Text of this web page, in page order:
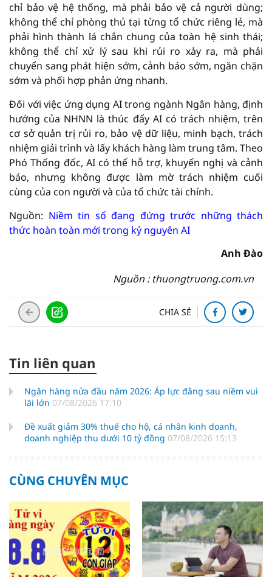
chỉ bảo vệ hệ thống, mà phải bảo vệ cả người dùng;
không thể chỉ phòng thủ tại từng tổ chức riêng lẻ, mà
phải hình thành lá chắn chung của toàn hệ sinh thái;
không thể chỉ xử lý sau khi rủi ro xảy ra, mà phải
chuyển sang phát hiện sớm, cảnh báo sớm, ngăn chặn
sớm và phối hợp phản ứng nhanh.
Đối với việc ứng dụng AI trong ngành Ngân hàng, định
hướng của NHNN là thúc đẩy AI có trách nhiệm, trên
cơ sở quản trị rủi ro, bảo vệ dữ liệu, minh bạch, trách
nhiệm giải trình và lấy khách hàng làm trung tâm. Theo
Phó Thống đốc, AI có thể hỗ trợ, khuyến nghị và cảnh
báo, nhưng không được làm mờ trách nhiệm cuối
cùng của con người và của tổ chức tài chính.
Nguồn: Niềm tin số đang đứng trước những thách
thức hoàn toàn mới trong kỷ nguyên AI
Anh Đào
Nguồn : thuongtruong.com.vn
CHIA SẺ
Tin liên quan
Ngân hàng nửa đầu năm 2026: Áp lực đằng sau niềm vui
lãi lớn 07/08/2026 17:10
Đề xuất giảm 30% thuế cho hộ, cá nhân kinh doanh,
doanh nghiệp thu dưới 10 tỷ đồng 07/08/2026 15:13
CÙNG CHUYÊN MỤC